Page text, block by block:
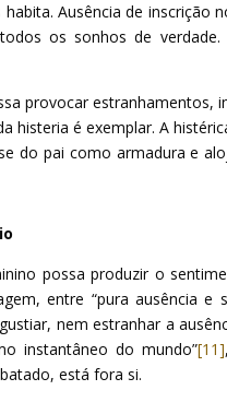
Ausência de inscrição
os sonhos de
provocar estranhamentos,
histeria é exemplar. A
do pai como armadura e
possa produzir o
entre “pura ausência e
nem estranhar a
instantâneo do mundo”[11]
está fora si.